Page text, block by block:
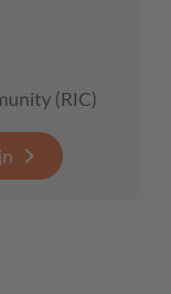
(RIC)